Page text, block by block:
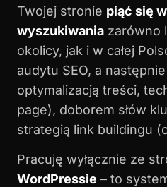
Twojej stronie piąć się
wyszukiwania zarówno
okolicy, jak i w całej
audytu SEO, a
optymalizacją treści,
page), doborem słów
strategią link buildingu
Pracuję wyłącznie ze
WordPressie – to